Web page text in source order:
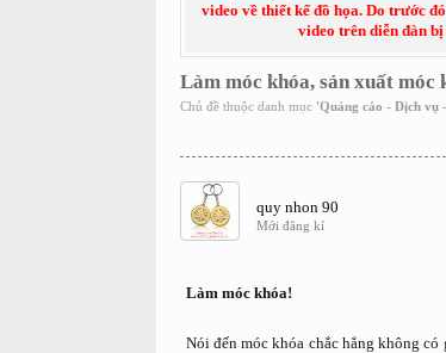
video về thiết kế đồ họa. Do trước
video trên diễn đàn
Làm móc khóa, sản xuất móc
Chủ đề thuộc danh mục 'Quảng cáo - Dịch vụ
quy nhon 90
Mới đăng kí
Làm móc khóa!
Nói đến móc khóa chắc hẳng không